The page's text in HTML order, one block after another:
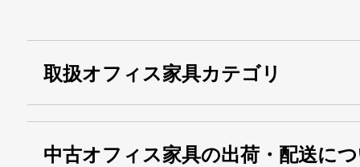
取扱オフィス家具カテゴリ
中古オフィス家具の出荷・配送に